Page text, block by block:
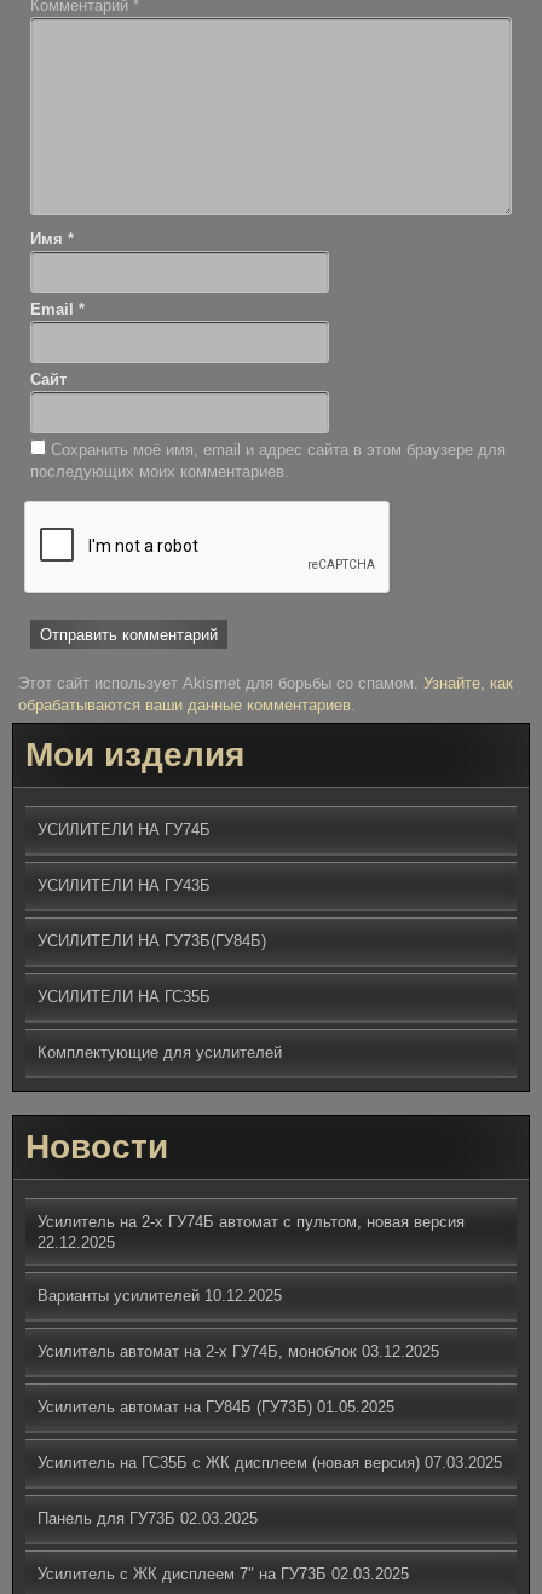
Комментарий*
Имя*
Email*
Сайт
Сохранить моё имя, email и адрес сайта в этом браузере для
последующих моих комментариев.
Этот сайт использует Akismet для борьбы со спамом.Узнайте, как
обрабатываются ваши данные комментариев.
Мои изделия
УСИЛИТЕЛИ НА ГУ74Б
УСИЛИТЕЛИ НА ГУ43Б
УСИЛИТЕЛИ НА ГУ73Б(ГУ84Б)
УСИЛИТЕЛИ НА ГС35Б
Комплектующие для усилителей
Новости
Усилитель на 2-х ГУ74Б автомат с пультом, новая версия
22.12.2025
Варианты усилителей 10.12.2025
Усилитель автомат на 2-х ГУ74Б, моноблок 03.12.2025
Усилитель автомат на ГУ84Б (ГУ73Б) 01.05.2025
Усилитель на ГС35Б с ЖК дисплеем (новая версия) 07.03.2025
Панель для ГУ73Б 02.03.2025
Усилитель с ЖК дисплеем 7″ на ГУ73Б 02.03.2025